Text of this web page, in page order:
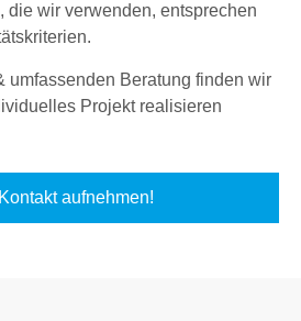
die wir verwenden, entsprechen
umfassenden Beratung finden wir
Projekt realisieren
aufnehmen!